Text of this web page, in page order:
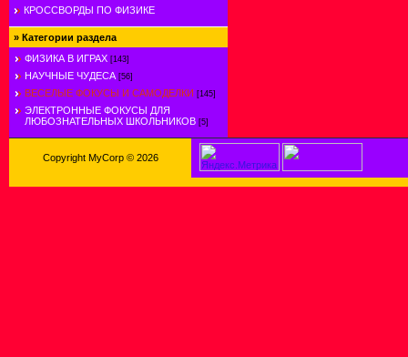
КРОССВОРДЫ ПО ФИЗИКЕ
» Категории раздела
ФИЗИКА В ИГРАХ [143]
НАУЧНЫЕ ЧУДЕСА [56]
ВЕСЕЛЫЕ ФОКУСЫ И САМОДЕЛКИ [145]
ЭЛЕКТРОННЫЕ ФОКУСЫ ДЛЯ
ЛЮБОЗНАТЕЛЬНЫХ ШКОЛЬНИКОВ [5]
Copyright MyCorp © 2026